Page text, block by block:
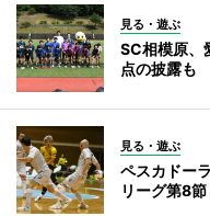
見る・遊ぶ
SC相模原
点の披露も
見る・遊ぶ
ペスカドー
リーグ第8節